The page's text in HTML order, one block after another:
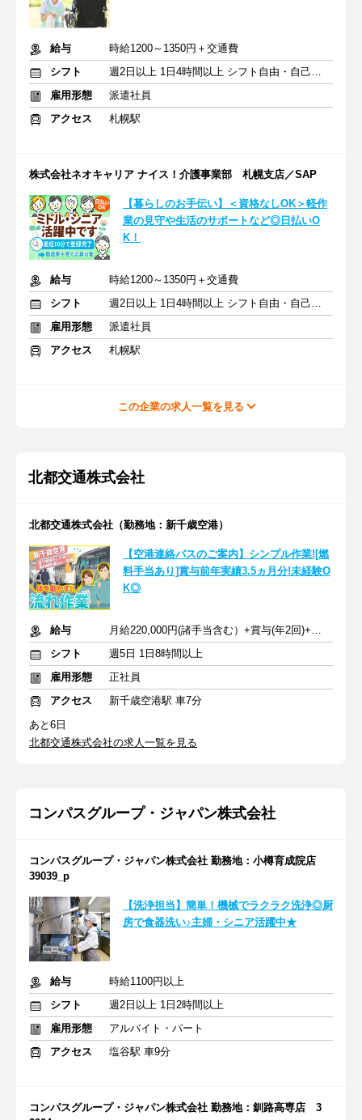
給与
時給1200～1350円＋交通費
シフト
週2日以上 1日4時間以上 シフト自由・自己申告
雇用形態
派遣社員
アクセス
札幌駅
株式会社ネオキャリア ナイス！介護事業部 札幌支店／SAP
【暮らしのお手伝い】＜資格なしOK＞軽作
業の見守や生活のサポートなど◎日払いO
K！
給与
時給1200～1350円＋交通費
シフト
週2日以上 1日4時間以上 シフト自由・自己申告
雇用形態
派遣社員
アクセス
札幌駅
この企業の求人一覧を見る
北都交通株式会社
北都交通株式会社（勤務地：新千歳空港）
【空港連絡バスのご案内】シンプル作業![燃
料手当あり]賞与前年実績3.5ヵ月分!未経験O
K◎
給与
月給220,000円(諸手当含む）+賞与(年2回)+交通費
シフト
週5日 1日8時間以上
雇用形態
正社員
アクセス
新千歳空港駅 車7分
あと6日
北都交通株式会社の求人一覧を見る
コンパスグループ・ジャパン株式会社
コンパスグループ・ジャパン株式会社 勤務地：小樽育成院店
39039_p
【洗浄担当】簡単！機械でラクラク洗浄◎厨
房で食器洗い♪主婦・シニア活躍中★
給与
時給1100円以上
シフト
週2日以上 1日2時間以上
雇用形態
アルバイト・パート
アクセス
塩谷駅 車9分
コンパスグループ・ジャパン株式会社 勤務地：釧路高専店 3